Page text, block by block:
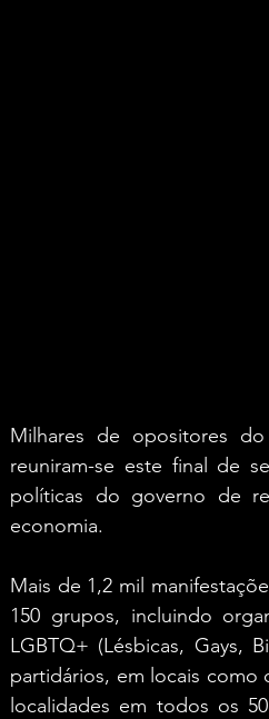
Milhares de opositores
reuniram-se este final de
políticas do governo de
economia.
Mais de 1,2 mil
150 grupos, incluindo
LGBTQ+ (Lésbicas, Gays,
partidários, em locais como
localidades em todos os